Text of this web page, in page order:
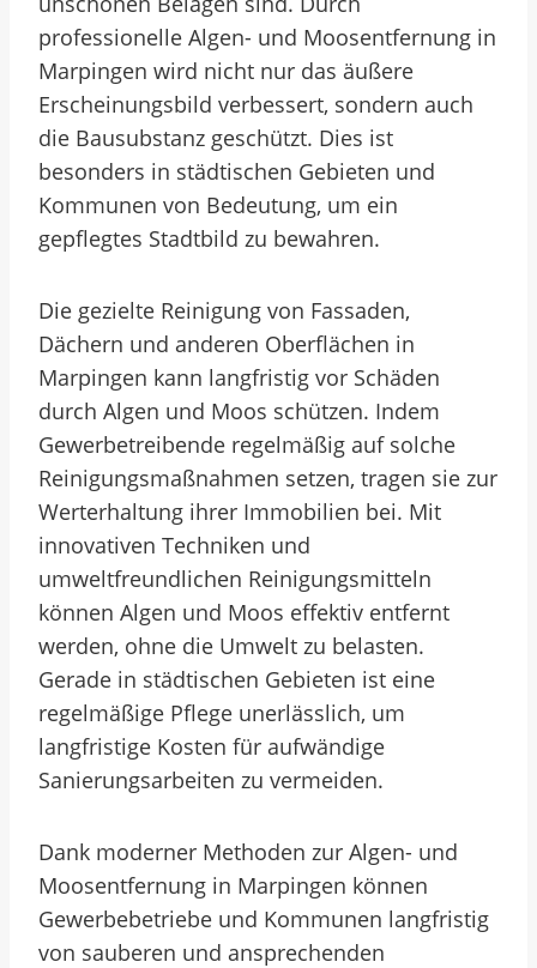
professionelle Algen- und Moosentfernung in
Marpingen wird nicht nur das äußere
Erscheinungsbild verbessert, sondern auch
die Bausubstanz geschützt. Dies ist
besonders in städtischen Gebieten und
Kommunen von Bedeutung, um ein
gepflegtes Stadtbild zu bewahren.
Die gezielte Reinigung von Fassaden,
Dächern und anderen Oberflächen in
Marpingen kann langfristig vor Schäden
durch Algen und Moos schützen. Indem
Gewerbetreibende regelmäßig auf solche
Reinigungsmaßnahmen setzen, tragen sie zur
Werterhaltung ihrer Immobilien bei. Mit
innovativen Techniken und
umweltfreundlichen Reinigungsmitteln
können Algen und Moos effektiv entfernt
werden, ohne die Umwelt zu belasten.
Gerade in städtischen Gebieten ist eine
regelmäßige Pflege unerlässlich, um
langfristige Kosten für aufwändige
Sanierungsarbeiten zu vermeiden.
Dank moderner Methoden zur Algen- und
Moosentfernung in Marpingen können
Gewerbebetriebe und Kommunen langfristig
von sauberen und ansprechenden